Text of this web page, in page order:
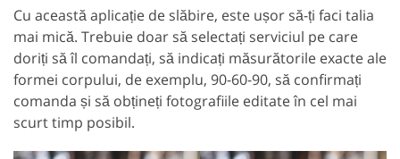
Cu această aplicație de slăbire, este ușor să-ți faci talia
mai mică. Trebuie doar să selectați serviciul pe care
doriți să îl comandați, să indicați măsurătorile exacte ale
formei corpului, de exemplu, 90-60-90, să confirmați
comanda și să obțineți fotografiile editate în cel mai
scurt timp posibil.